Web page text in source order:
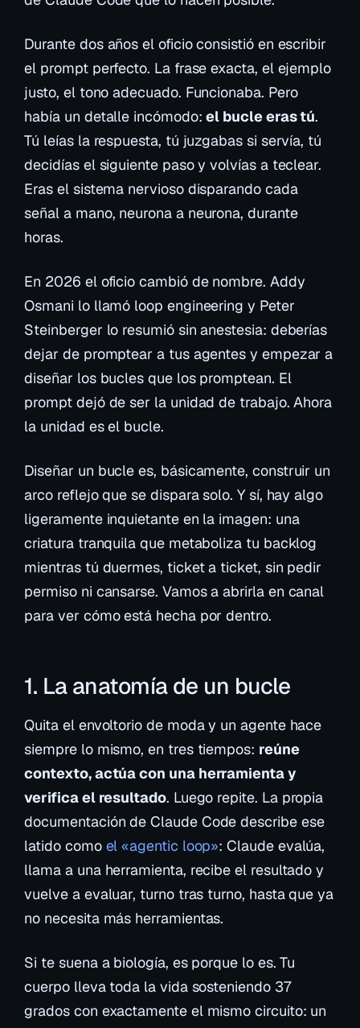
Durante dos años el oficio consistió en escribir
el prompt perfecto. La frase exacta, el ejemplo
justo, el tono adecuado. Funcionaba. Pero
había un detalle incómodo:el bucle eras tú.
Tú leías la respuesta, tú juzgabas si servía, tú
decidías el siguiente paso y volvías a teclear.
Eras el sistema nervioso disparando cada
señal a mano, neurona a neurona, durante
horas.
En 2026 el oficio cambió de nombre. Addy
Osmani lo llamó loop engineering y Peter
Steinberger lo resumió sin anestesia: deberías
dejar de promptear a tus agentes y empezar a
diseñar los bucles que los promptean. El
prompt dejó de ser la unidad de trabajo. Ahora
la unidad es el bucle.
Diseñar un bucle es, básicamente, construir un
arco reflejo que se dispara solo. Y sí, hay algo
ligeramente inquietante en la imagen: una
criatura tranquila que metaboliza tu backlog
mientras tú duermes, ticket a ticket, sin pedir
permiso ni cansarse. Vamos a abrirla en canal
para ver cómo está hecha por dentro.
1. La anatomía de un bucle
Quita el envoltorio de moda y un agente hace
siempre lo mismo, en tres tiempos: reúne
contexto, actúa con una herramienta y
verifica el resultado. Luego repite. La propia
documentación de Claude Code describe ese
latido como el «agentic loop»: Claude evalúa,
llama a una herramienta, recibe el resultado y
vuelve a evaluar, turno tras turno, hasta que ya
no necesita más herramientas.
Si te suena a biología, es porque lo es. Tu
cuerpo lleva toda la vida sosteniendo 37
grados con exactamente el mismo circuito: un